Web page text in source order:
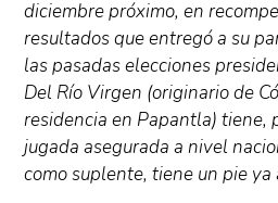
diciembre próximo, en
resultados que entregó a su
las pasadas elecciones
Del Río Virgen (originario de
residencia en Papantla) tiene,
jugada asegurada a nivel
como suplente, tiene un pie ya